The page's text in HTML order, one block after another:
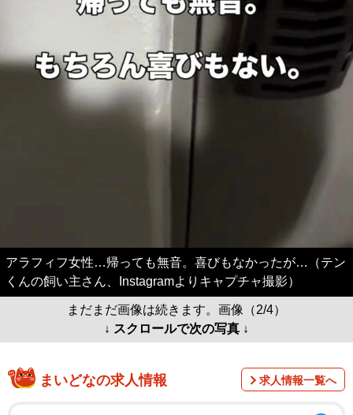
アラフィフ女性…帰っても無音。喜びもなかったが…（テン
くんの飼い主さん、Instagramよりキャプチャ撮影）
まだまだ画像は続きます。画像（2/4）
↓ スクロールで次の写真 ↓
まいどなの求人情報 求人情報一覧へ